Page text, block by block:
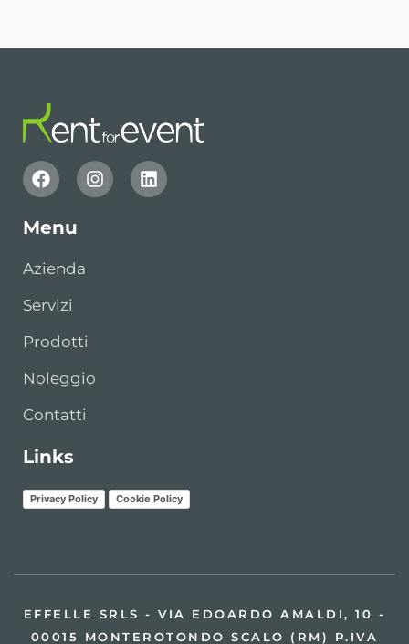
Menu
Azienda
Servizi
Prodotti
Noleggio
Contatti
Links
Privacy Policy Cookie Policy
EFFELLE SRLS - VIA EDOARDO AMALDI, 10 -
00015 MONTEROTONDO SCALO (RM) P.IVA